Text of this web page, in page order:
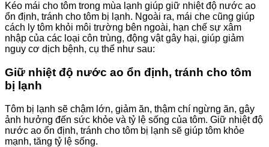
Kéo mái cho tôm trong mùa lạnh giúp giữ nhiệt độ nước ao
ổn định, tránh cho tôm bị lạnh. Ngoài ra, mái che cũng giúp
cách ly tôm khỏi môi trường bên ngoài, hạn chế sự xâm
nhập của các loại côn trùng, động vật gây hại, giúp giảm
nguy cơ dịch bệnh, cụ thể như sau:
Giữ nhiệt độ nước ao ổn định, tránh cho tôm
bị lạnh
Tôm bị lạnh sẽ chậm lớn, giảm ăn, thậm chí ngừng ăn, gây
ảnh hưởng đến sức khỏe và tỷ lệ sống của tôm. Giữ nhiệt độ
nước ao ổn định, tránh cho tôm bị lạnh sẽ giúp tôm khỏe
mạnh, tăng tỷ lệ sống.